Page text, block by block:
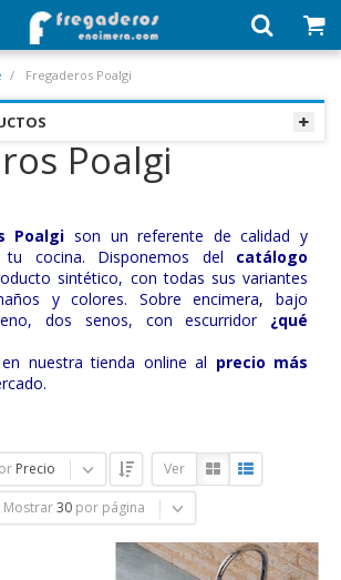
Fregaderos Poalgi
Poalgi
Poalgi son un referente de calidad y
tu cocina. Disponemos del catálogo
sintético, con todas sus variantes
y colores. Sobre encimera, bajo
dos senos, con escurridor ¿qué
nuestra tienda online al precio más
Precio Ver
Mostrar 30 por página